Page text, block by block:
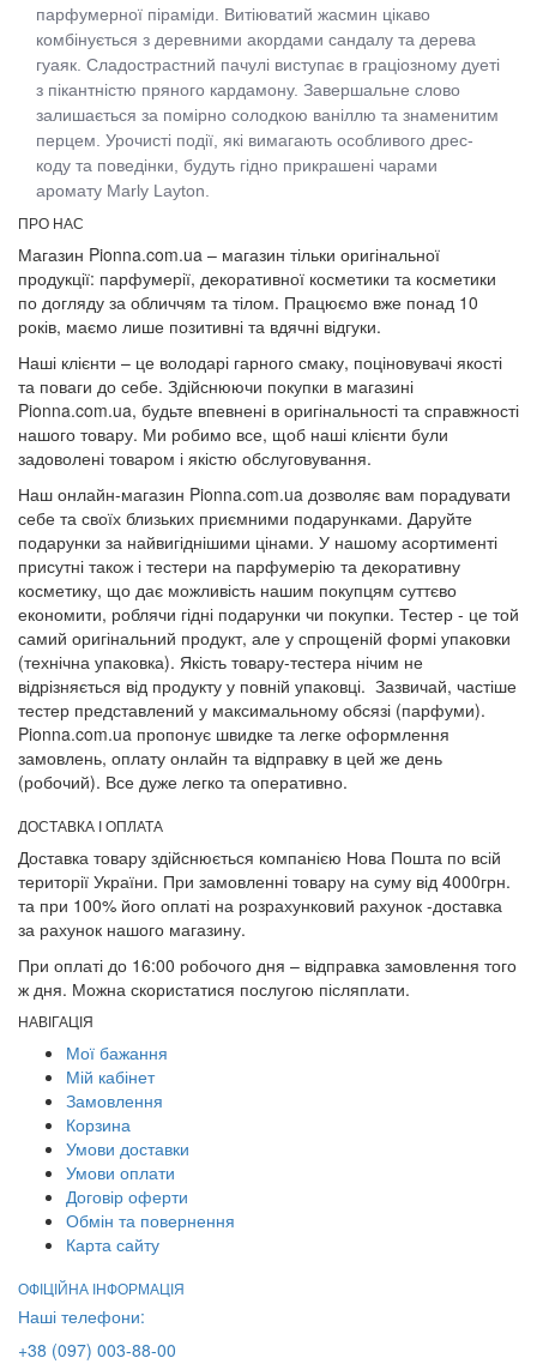
парфумерної піраміди. Витіюватий жасмин цікаво
комбінується з деревними акордами сандалу та дерева
гуаяк. Сладострастний пачулі виступає в граціозному дуеті
з пікантністю пряного кардамону. Завершальне слово
залишається за помірно солодкою ваніллю та знаменитим
перцем. Урочисті події, які вимагають особливого дрес-
коду та поведінки, будуть гідно прикрашені чарами
аромату Marly Layton.
ПРО НАС
Магазин Pionna.com.ua – магазин тільки оригінальної
продукції: парфумерії, декоративної косметики та косметики
по догляду за обличчям та тілом. Працюємо вже понад 10
років, маємо лише позитивні та вдячні відгуки.
Наші клієнти – це володарі гарного смаку, поціновувачі якості
та поваги до себе. Здійснюючи покупки в магазині
Pionna.com.ua, будьте впевнені в оригінальності та справжності
нашого товару. Ми робимо все, щоб наші клієнти були
задоволені товаром і якістю обслуговування.
Наш онлайн-магазин Pionna.com.ua дозволяє вам порадувати
себе та своїх близьких приємними подарунками. Даруйте
подарунки за найвигіднішими цінами. У нашому асортименті
присутні також і тестери на парфумерію та декоративну
косметику, що дає можливість нашим покупцям суттєво
економити, роблячи гідні подарунки чи покупки. Тестер - це той
самий оригінальний продукт, але у спрощеній формі упаковки
(технічна упаковка). Якість товару-тестера нічим не
відрізняється від продукту у повній упаковці. Зазвичай, частіше
тестер представлений у максимальному обсязі (парфуми).
Pionna.com.ua пропонує швидке та легке оформлення
замовлень, оплату онлайн та відправку в цей же день
(робочий). Все дуже легко та оперативно.
ДОСТАВКА І ОПЛАТА
Доставка товару здійснюється компанією Нова Пошта по всій
території України. При замовленні товару на суму від 4000грн.
та при 100% його оплаті на розрахунковий рахунок -доставка
за рахунок нашого магазину.
При оплаті до 16:00 робочого дня – відправка замовлення того
ж дня. Можна скористатися послугою післяплати.
НАВІГАЦІЯ
Мої бажання
Мій кабінет
Замовлення
Корзина
Умови доставки
Умови оплати
Договір оферти
Обмін та повернення
Карта сайту
ОФІЦІЙНА ІНФОРМАЦІЯ
Наші телефони:
+38 (097) 003-88-00